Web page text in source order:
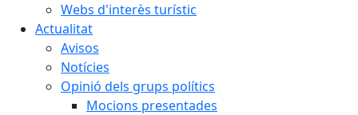
Webs d'interès turístic
Actualitat
Avisos
Notícies
Opinió dels grups polítics
Mocions presentades